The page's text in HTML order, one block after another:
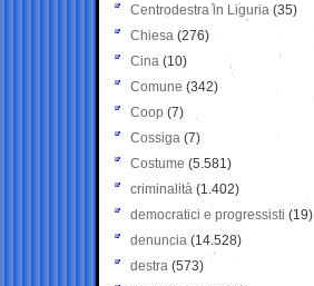
Centrodestra in Liguria (35)
Chiesa (276)
Cina (10)
Comune (342)
Coop (7)
Cossiga (7)
Costume (5.581)
criminalità (1.402)
democratici e progressisti (19)
denuncia (14.528)
destra (573)